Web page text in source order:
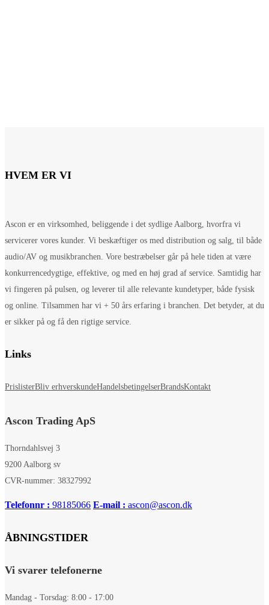
HVEM ER VI
Ascon er en virksomhed, beliggende i det sydlige Aalborg, hvorfra vi
servicerer vores kunder. Vi beskæftiger os med distribution og salg, til både
audio/AV og musikbranchen. Vore bestræbelser går på hele tiden at være
konkurrencedygtige, effektive, og med en høj grad af service. Samtidig har
vi fingeren på pulsen, og leverer til alle relevante kundetyper, både fysisk
og online. Tilsammen har vi + 50 års erfaring i branchen. Det betyder, at du
er sikker på og få den rigtige service.
Links
PrislisterBliv erhverskundeHandelsbetingelserBrandsKontakt
Ascon Trading ApS
Thorndahlsvej 3
9200 Aalborg sv
CVR-nummer: 38327992
Telefonnr : 98185066 E-mail : ascon@ascon.dk
ÅBNINGSTIDER
Vi svarer telefonerne
Mandag - Torsdag: 8:00 - 17:00